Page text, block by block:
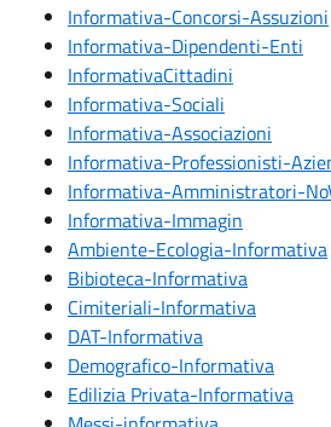
Informativa-Concorsi-Assuzioni
Informativa-Dipendenti-Enti
InformativaCittadini
Informativa-Sociali
Informativa-Associazioni
Informativa-Professionisti-
Informativa-Amministratori-
Informativa-Immagin
Ambiente-Ecologia-Informativa
Bibioteca-Informativa
Cimiteriali-Informativa
DAT-Informativa
Demografico-Informativa
Edilizia Privata-Informativa